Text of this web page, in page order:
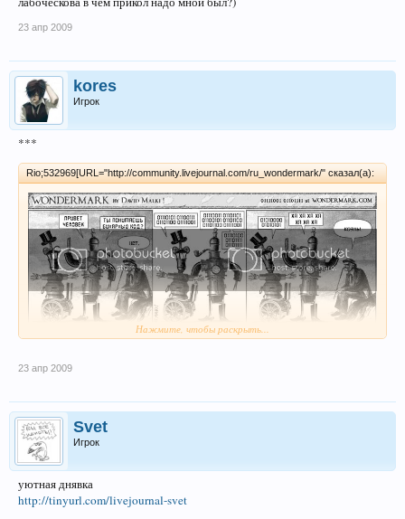
23 апр 2009
kores
Игрок
***
Rio;532969[URL="http://community.livejournal.com/ru_wondermark/" сказал(а):
[/URL]
Нажмите, чтобы раскрыть...
23 апр 2009
Svet
Игрок
уютная днявка
http://tinyurl.com/livejournal-svet